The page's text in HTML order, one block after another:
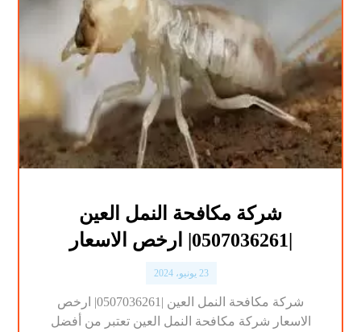
شركة مكافحة النمل العين
|0507036261| ارخص الاسعار
23 يونيو، 2024
شركة مكافحة النمل العين |0507036261| ارخص
الاسعار شركة مكافحة النمل العين تعتبر من أفضل